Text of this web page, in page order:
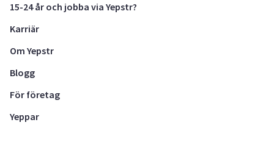
15-24 år och jobba via Yepstr?
Karriär
Om Yepstr
Blogg
För företag
Yeppar